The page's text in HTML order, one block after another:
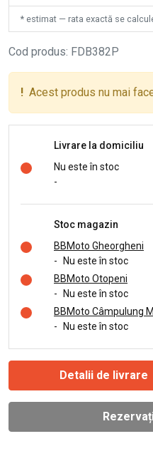
* estimat — rata exactă se
Cod produs: FDB382P
! Acest produs nu mai
Livrare la domiciliu
Nu este în stoc
-
Stoc magazin
BBMoto Gheorgheni
-
Nu este în stoc
BBMoto Otopeni
-
Nu este în stoc
BBMoto Câmpulung
-
Nu este în stoc
Detalii de livrare